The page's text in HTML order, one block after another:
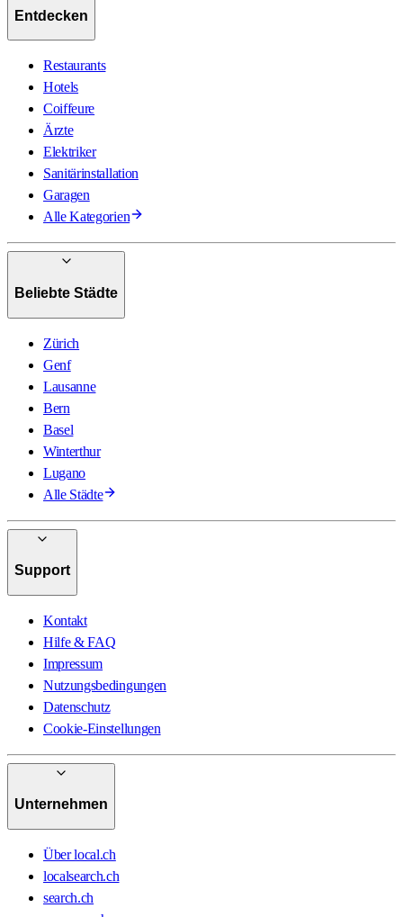
Entdecken
Restaurants
Hotels
Coiffeure
Ärzte
Elektriker
Sanitärinstallation
Garagen
Alle Kategorien
Beliebte Städte
Zürich
Genf
Lausanne
Bern
Basel
Winterthur
Lugano
Alle Städte
Support
Kontakt
Hilfe & FAQ
Impressum
Nutzungsbedingungen
Datenschutz
Cookie-Einstellungen
Unternehmen
Über local.ch
localsearch.ch
search.ch